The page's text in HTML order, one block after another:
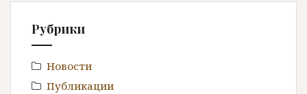
Рубрики
Новости
Публикации